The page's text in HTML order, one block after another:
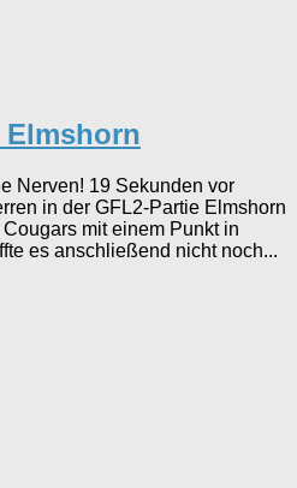
Nerven! 19 Sekunden vor
in der GFL2-Partie Elmshorn
mit einem Punkt in
es anschließend nicht noch...